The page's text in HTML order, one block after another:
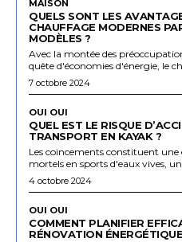
MAISON
QUELS SONT LES
CHAUFFAGE MODERNES
MODÈLES ?
Avec la montée des
quête d'économies d'énergie, le
7 octobre 2024
OUI OUI
QUEL EST LE RISQUE
TRANSPORT EN KAYAK ?
Les coincements constituent
mortels en sports d'eaux vives, un
4 octobre 2024
OUI OUI
COMMENT PLANIFIER
RÉNOVATION